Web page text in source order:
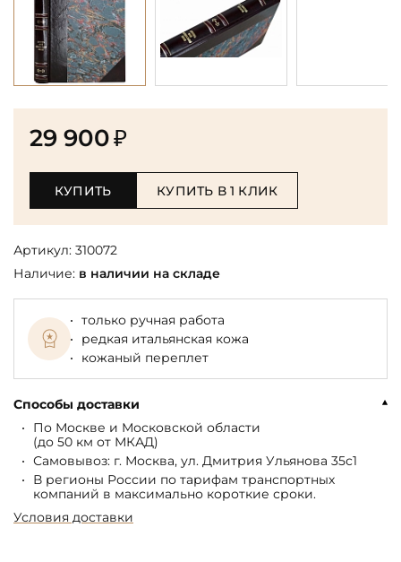
29 900₽
КУПИТЬ КУПИТЬ В 1 КЛИК
Артикул: 310072
Наличие: в наличии на складе
только ручная работа
редкая итальянская кожа
кожаный переплет
Способы доставки
По Москве и Московской области
(до 50 км от МКАД)
Самовывоз: г. Москва, ул. Дмитрия Ульянова 35с1
В регионы России по тарифам транспортных
компаний в максимально короткие сроки.
Условия доставки